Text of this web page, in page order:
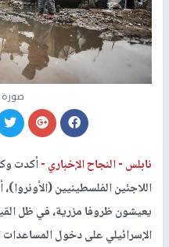
نابلس -النجاح الإخباري -أكدت
اللاجئين الفلسطينيين
يعيشون ظروفا مزرية، في ظل
الإسرائيلي على دخول المساعدات